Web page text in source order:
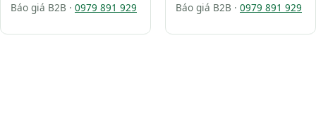
Báo giá B2B · 0979 891 929 Báo giá B2B · 0979 891 929